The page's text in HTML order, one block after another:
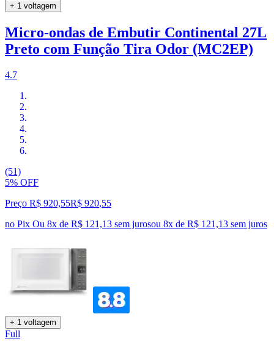
+ 1 voltagem
Micro-ondas de Embutir Continental 27L
Preto com Função Tira Odor (MC2EP)
4.7
(51)
5% OFF
Preço R$ 920,55R$ 920,55
no Pix Ou 8x de R$ 121,13 sem jurosou 8x de R$ 121,13 sem juros
+ 1 voltagem
Full